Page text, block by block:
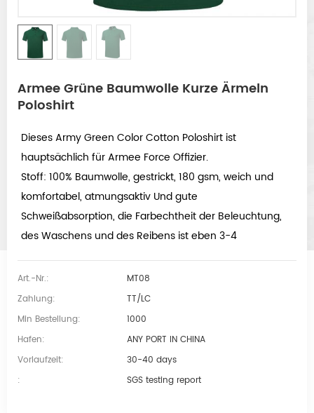
Armee Grüne Baumwolle Kurze Ärmeln
Poloshirt
Dieses Army Green Color Cotton Poloshirt ist
hauptsächlich für Armee Force Offizier.
Stoff: 100% Baumwolle, gestrickt, 180 gsm, weich und
komfortabel, atmungsaktiv Und gute
Schweißabsorption, die Farbechtheit der Beleuchtung,
des Waschens und des Reibens ist eben 3-4
Art.-Nr.:
MT08
Zahlung:
TT/LC
Min Bestellung:
1000
Hafen:
ANY PORT IN CHINA
Vorlaufzeit:
30-40 days
:
SGS testing report